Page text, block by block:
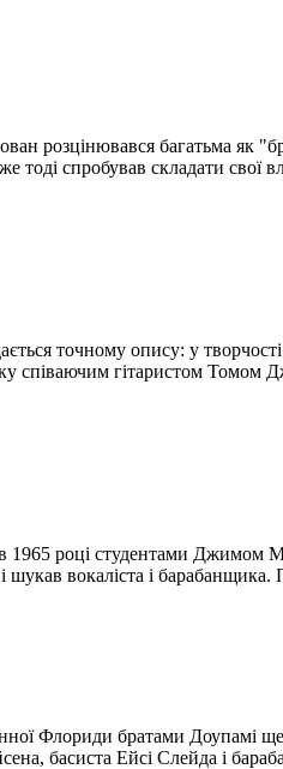
розцінювався багатьма як
тоді спробував складати
точному опису: у
співаючим гітаристом
році студентами Джимом
шукав вокаліста і
Флориди братами Доупамі
басиста Ейсі Слейда і